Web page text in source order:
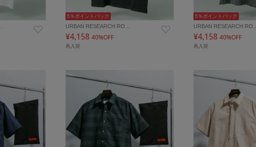
5％ポイントバック
URBAN RESEARCH RO…
¥4,158 40%OFF
再入荷
5％ポイントバック
URBAN RESEARCH RO…
¥4,158 40%OFF
再入荷